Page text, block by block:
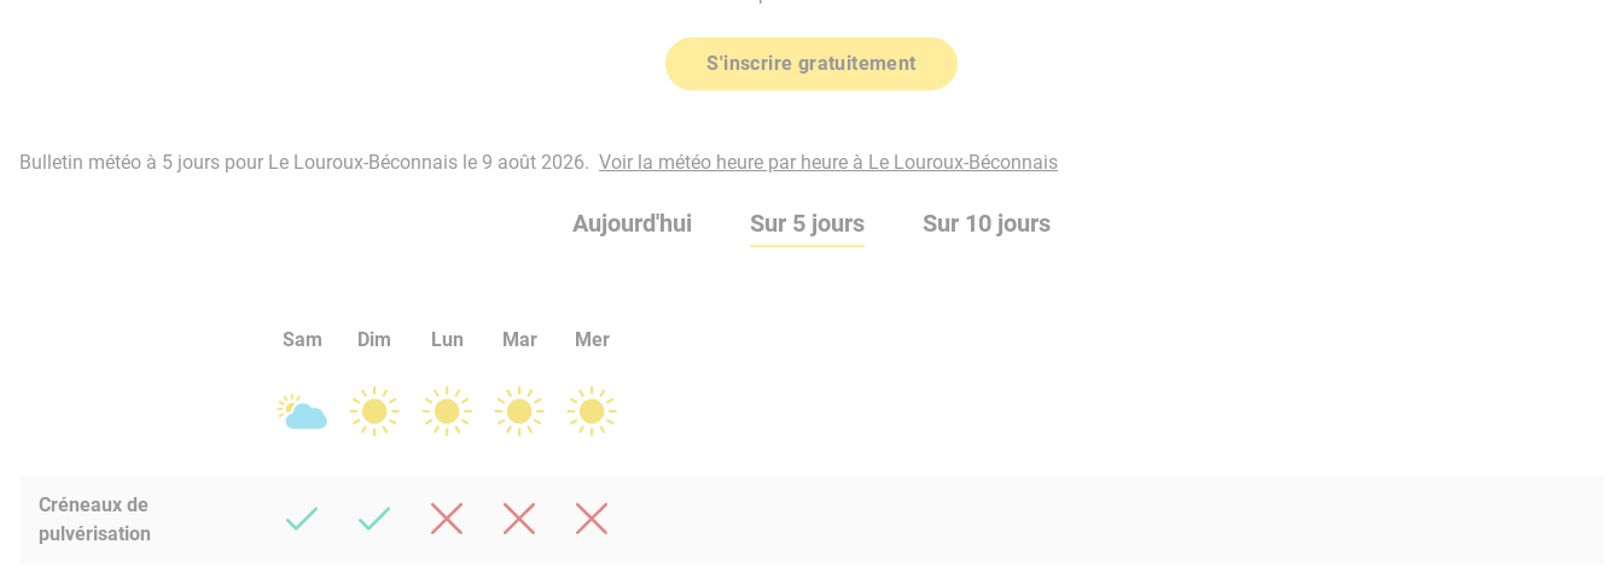
S'inscrire gratuitement
Bulletin météo à 5 jours pour Le Louroux-Béconnais le 9 août 2026. Voir la météo heure par heure à Le Louroux-Béconnais
Aujourd'hui Sur 5 jours Sur 10 jours
Sam Dim Lun Mar Mer
Créneaux de
pulvérisation